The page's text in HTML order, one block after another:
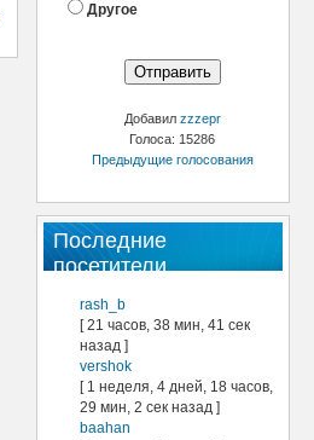
Другое
Добавил zzzepr
Голоса: 15286
Предыдущие голосования
Последние
посетители
rash_b
[ 21 часов, 38 мин, 41 сек
назад ]
vershok
[ 1 неделя, 4 дней, 18 часов,
29 мин, 2 сек назад ]
baahan